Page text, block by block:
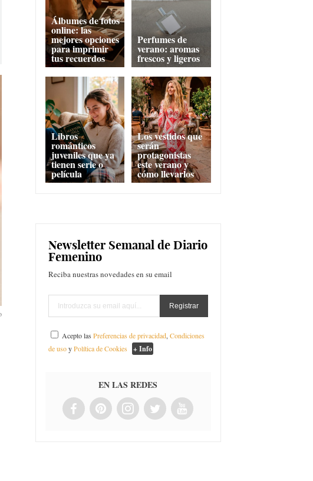
Álbumes de fotos
online: las
mejores opciones
para imprimir
tus recuerdos
Perfumes de
verano: aromas
frescos y ligeros
Libros
románticos
juveniles que ya
tienen serie o
película
Los vestidos que
serán
protagonistas
este verano y
cómo llevarlos
Newsletter Semanal de Diario
Femenino
Reciba nuestras novedades en su email
Acepto lasPreferencias de privacidad,Condiciones
de usoyPolítica de Cookies + Info
EN LAS REDES